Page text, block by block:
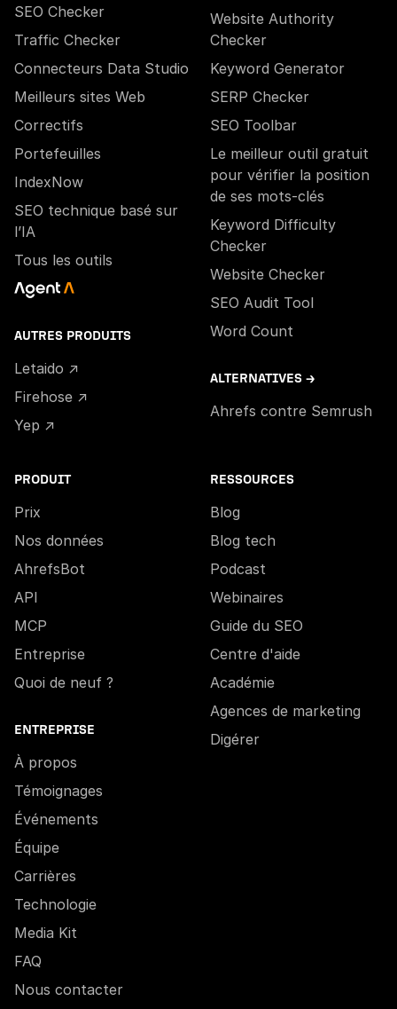
SEO Checker
Traffic Checker
Connecteurs Data Studio
Meilleurs sites Web
Correctifs
Portefeuilles
IndexNow
SEO technique basé sur
l’IA
Tous les outils
AUTRES PRODUITS
Letaido ↗
Firehose ↗
Yep ↗
Website Authority
Checker
Keyword Generator
SERP Checker
SEO Toolbar
Le meilleur outil gratuit
pour vérifier la position
de ses mots-clés
Keyword Difficulty
Checker
Website Checker
SEO Audit Tool
Word Count
ALTERNATIVES →
Ahrefs contre Semrush
PRODUIT
Prix
Nos données
AhrefsBot
API
MCP
Entreprise
Quoi de neuf ?
ENTREPRISE
À propos
Témoignages
Événements
Équipe
Carrières
Technologie
Media Kit
FAQ
Nous contacter
RESSOURCES
Blog
Blog tech
Podcast
Webinaires
Guide du SEO
Centre d'aide
Académie
Agences de marketing
Digérer